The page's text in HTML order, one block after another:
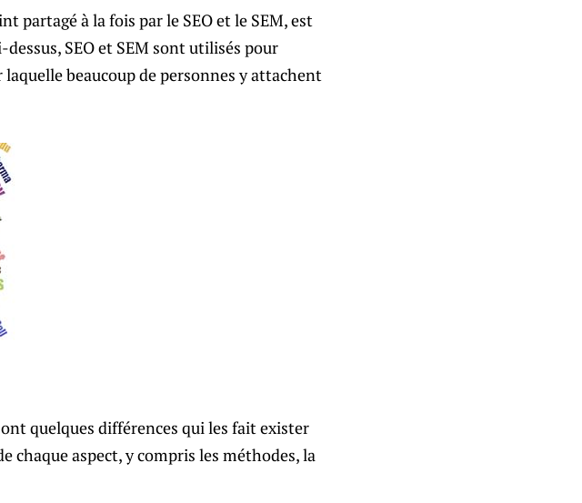
partagé à la fois par le SEO et le SEM, est
SEO et SEM sont utilisés pour
beaucoup de personnes y attachent
quelques différences qui les fait exister
chaque aspect, y compris les méthodes, la